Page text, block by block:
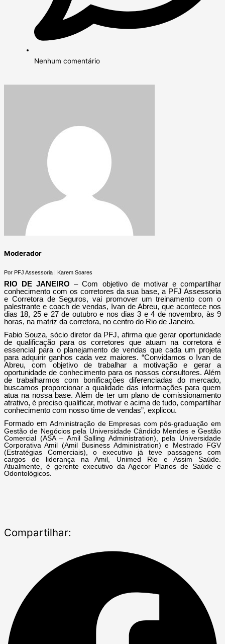
Nenhum comentário
Moderador
Por PFJ Assessoria | Karem Soares
RIO DE JANEIRO – Com objetivo de motivar e compartilhar
conhecimento com os corretores da sua base, a PFJ Assessoria
e Corretora de Seguros, vai promover um treinamento com o
palestrante e coach de vendas, Ivan de Abreu, que acontece nos
dias 18, 25 e 27 de outubro e nos dias 3 e 4 de novembro, às 9
horas, na matriz da corretora, no centro do Rio de Janeiro.
Fabio Souza, sócio diretor da PFJ, afirma que gerar oportunidade
de qualificação para os corretores que atuam na corretora é
essencial para o planejamento de vendas que cada um projeta
para adquirir ganhos cada vez maiores. “Convidamos o Ivan de
Abreu, com objetivo de trabalhar a motivação e gerar a
oportunidade de conhecimento para os nossos consultores. Além
de trabalharmos com bonificações diferenciadas do mercado,
buscamos proporcionar a qualidade das informações para quem
atua na nossa base. Além de ter um plano de comissionamento
atrativo, é preciso qualificar, motivar e acima de tudo, compartilhar
conhecimento com nosso time de vendas”, explicou.
Formado emAdministração de Empresas com pós-graduação em
Gestão de Negócios pela Universidade Cândido Mendes e Gestão
Comercial (ASA – Amil Salling Administration), pela Universidade
Corporativa Amil (Amil Business Administration) e Mestrado FGV
(Estratégias Comerciais), o executivo já teve passagens com
cargos de liderança na Amil, Unimed Rio e Assim Saúde.
Atualmente, é gerente executivo da Agecor Planos de Saúde e
Odontológicos.
Compartilhar: